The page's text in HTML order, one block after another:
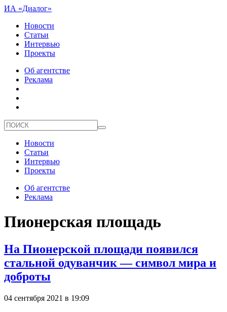
ИА «Диалог»
Новости
Статьи
Интервью
Проекты
Об агентстве
Реклама
Новости
Статьи
Интервью
Проекты
Об агентстве
Реклама
Пионерская площадь
На Пионерской площади появился
стальной одуванчик — символ мира и
доброты
04 сентября 2021 в 19:09